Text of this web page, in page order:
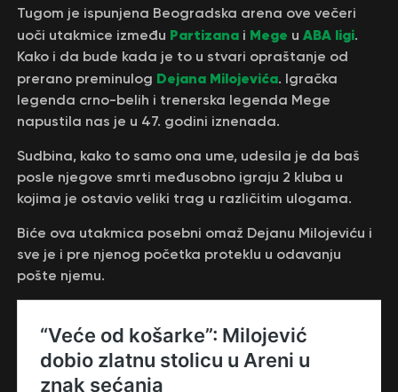
Tugom je ispunjena Beogradska arena ove večeri
uoči utakmice između Partizana i Mege u ABA ligi.
Kako i da bude kada je to u stvari opraštanje od
prerano preminulog Dejana Milojevića. Igračka
legenda crno-belih i trenerska legenda Mege
napustila nas je u 47. godini iznenada.
Sudbina, kako to samo ona ume, udesila je da baš
posle njegove smrti međusobno igraju 2 kluba u
kojima je ostavio veliki trag u različitim ulogama.
Biće ova utakmica posebni omaž Dejanu Milojeviću i
sve je i pre njenog početka proteklu u odavanju
pošte njemu.